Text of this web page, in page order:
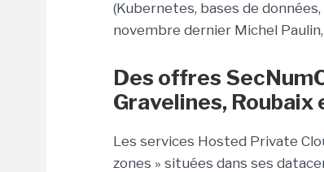
(Kubernetes, bases de
novembre dernier Michel
Des offres
Gravelines,
Les services Hosted Private
zones » situées dans ses